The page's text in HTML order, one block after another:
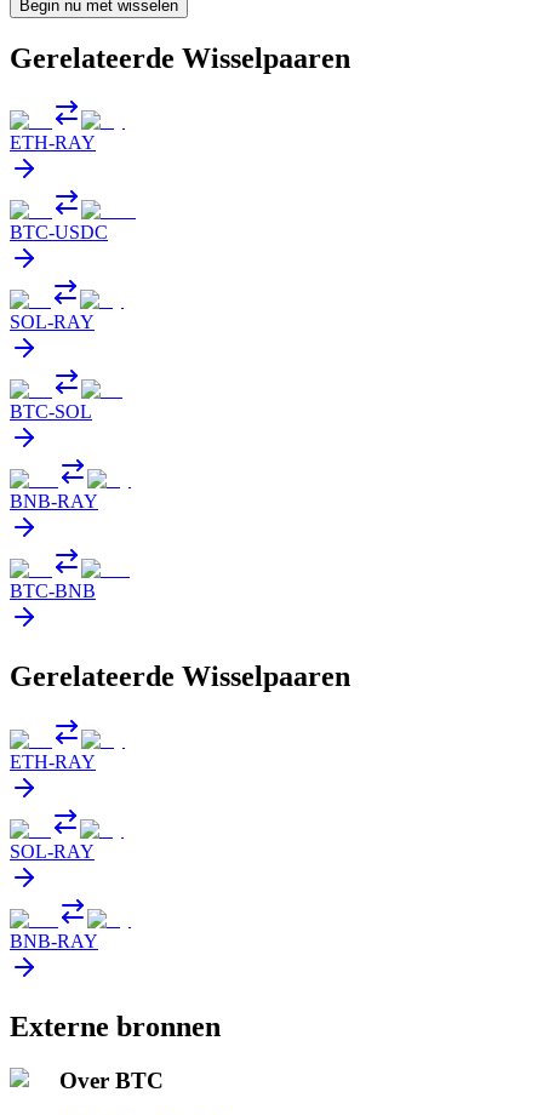
Begin nu met wisselen
Gerelateerde Wisselpaaren
ETH-RAY
BTC-USDC
SOL-RAY
BTC-SOL
BNB-RAY
BTC-BNB
Gerelateerde Wisselpaaren
ETH-RAY
SOL-RAY
BNB-RAY
Externe bronnen
Over BTC